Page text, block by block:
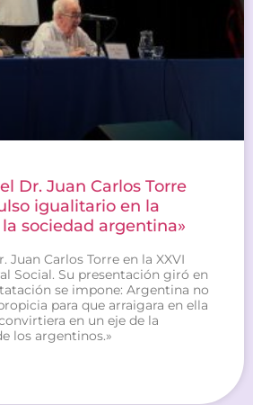
Dr. Juan Carlos Torre
igualitario en la
sociedad argentina»
Juan Carlos Torre en la XXVI
Social. Su presentación giró en
se impone: Argentina no
para que arraigara en ella
en un eje de la
los argentinos.»